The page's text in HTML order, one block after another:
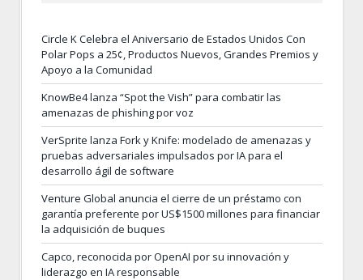
Circle K Celebra el Aniversario de Estados Unidos Con
Polar Pops a 25¢, Productos Nuevos, Grandes Premios y
Apoyo a la Comunidad
KnowBe4 lanza “Spot the Vish” para combatir las
amenazas de phishing por voz
VerSprite lanza Fork y Knife: modelado de amenazas y
pruebas adversariales impulsados por IA para el
desarrollo ágil de software
Venture Global anuncia el cierre de un préstamo con
garantía preferente por US$1500 millones para financiar
la adquisición de buques
Capco, reconocida por OpenAI por su innovación y
liderazgo en IA responsable